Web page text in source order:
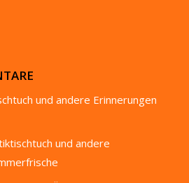
und andere Erinnerungen
und andere